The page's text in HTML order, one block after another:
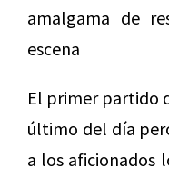
amalgama de
escena
El primer partido
último del día
a los aficionados